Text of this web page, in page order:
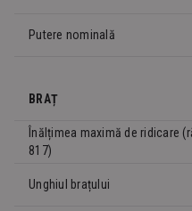
Putere nominală
BRAȚ
Înălțimea maximă de ridicare
817)
Unghiul brațului